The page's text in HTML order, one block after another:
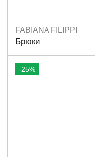
Размеры
FABIANA FILIPPI
Брюки
-25%